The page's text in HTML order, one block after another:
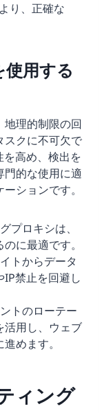
り、正確な
用する
地理的制限の回
スクに不可欠で
高め、検出を
門的な使用に適
ションです。
プロキシは、
に最適です。
トからデータ
IP禁止を回避し
トのローテー
活用し、ウェブ
めます。
ィング